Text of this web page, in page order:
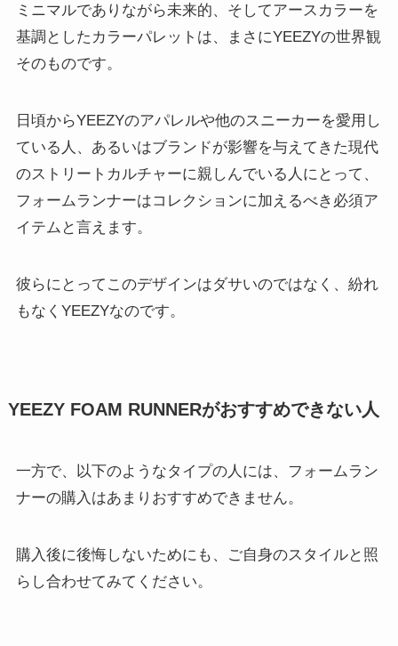
ミニマルでありながら未来的、そしてアースカラーを
基調としたカラーパレットは、まさにYEEZYの世界観
そのものです。
日頃からYEEZYのアパレルや他のスニーカーを愛用し
ている人、あるいはブランドが影響を与えてきた現代
のストリートカルチャーに親しんでいる人にとって、
フォームランナーはコレクションに加えるべき必須ア
イテムと言えます。
彼らにとってこのデザインはダサいのではなく、紛れ
もなくYEEZYなのです。
YEEZY FOAM RUNNERがおすすめできない人
一方で、以下のようなタイプの人には、フォームラン
ナーの購入はあまりおすすめできません。
購入後に後悔しないためにも、ご自身のスタイルと照
らし合わせてみてください。